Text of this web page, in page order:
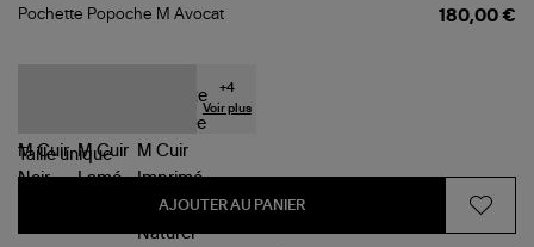
Pochette
Pochette Popoche M Avocat 180,00 €
+4
Voir plus
Tailleunique
AJOUTER AU PANIER